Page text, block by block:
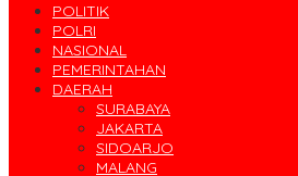
POLITIK
POLRI
NASIONAL
PEMERINTAHAN
DAERAH
SURABAYA
JAKARTA
SIDOARJO
MALANG